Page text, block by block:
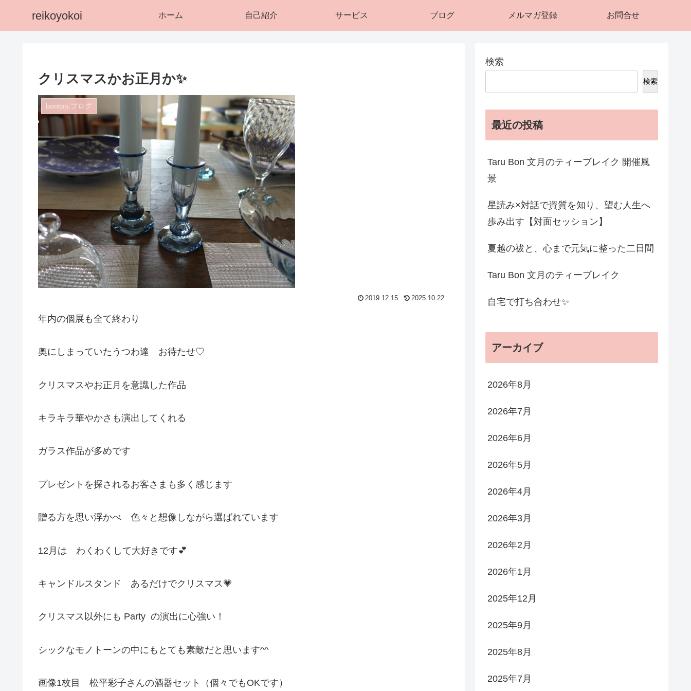
reikoyokoi ホーム 自己紹介 サービス ブログ メルマガ登録 お問合せ
クリスマスかお正月か✨
bonton.ブログ
2019.12.15 2025.10.22
年内の個展も全て終わり
奥にしまっていたうつわ達 お待たせ♡
クリスマスやお正月を意識した作品
キラキラ華やかさも演出してくれる
ガラス作品が多めです
プレゼントを探されるお客さまも多く感じます
贈る方を思い浮かべ 色々と想像しながら選ばれています
12月は わくわくして大好きです💕
キャンドルスタンド あるだけでクリスマス💗
クリスマス以外にも Party の演出に心強い！
シックなモノトーンの中にもとても素敵だと思います^^
画像1枚目 松平彩子さんの酒器セット（個々でもOKです）
検索
検索
最近の投稿
Taru Bon 文月のティーブレイク 開催風
景
星読み×対話で資質を知り、望む人生へ
歩み出す【対面セッション】
夏越の祓と、心まで元気に整った二日間
Taru Bon 文月のティーブレイク
自宅で打ち合わせ✨
アーカイブ
2026年8月
2026年7月
2026年6月
2026年5月
2026年4月
2026年3月
2026年2月
2026年1月
2025年12月
2025年9月
2025年8月
2025年7月